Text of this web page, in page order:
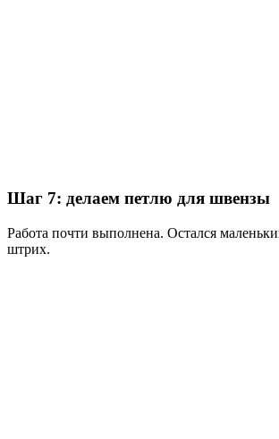
Шаг 7: делаем петлю для швензы
Работа почти выполнена. Остался
штрих.